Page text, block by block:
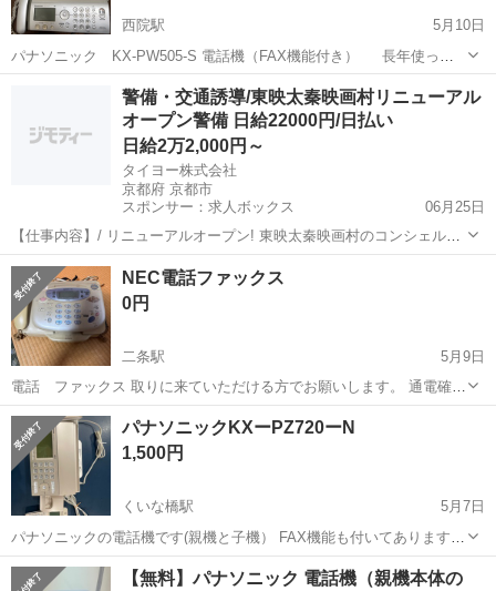
西院駅
5月10日
パナソニック KX-PW505-S 電話機（FAX機能付き） 長年使って
いなかった為、インク等は交換が必要かと思います。電話機能は問題
願いします。 都...
京都市 西院駅 電話、ＦＡＸ パナソニック
警備・交通誘導/東映太秦映画村リニューアル
オープン警備 日給22000円/日払い
日給2万2,000円～
タイヨー株式会社
京都府 京都市
スポンサー：求人ボックス
06月25日
【仕事内容】/ リニューアルオープン! 東映太秦映画村のコンシェルジ
ュ! お仕事内容 リニューアルオープンする東映太秦映画村での 警備ス
タッフをお願いします! 目指せ!「おもてなし」のできる警備員! 具体的
には…? ・出入管理業務...
アルバイト・パート
NEC電話ファックス
0円
二条駅
5月9日
電話 ファックス 取りに来ていただける方でお願いします。 通電確認
はしております。 ファックス機能に関しては、現在回線がないため確
認できません。 ご理解の方お願いします。
京都 京都市 二条駅 電話、ＦＡＸ NEC
パナソニックKXーPZ720ーN
1,500円
くいな橋駅
5月7日
パナソニックの電話機です(親機と子機） FAX機能も付いてあります。
つい最近まで使いました。 取りに来られる方、お願いします。 もし郵
送希望ならば、送料はお客様負担になります。 どうぞよろしくお願い
京都 京都市 くいな橋駅 電話、ＦＡＸ パナソニック
【無料】パナソニック 電話機（親機本体の